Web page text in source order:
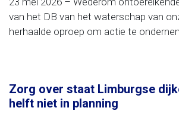
van het DB van het waterschap van
herhaalde oproep om actie te
Zorg over staat Limburgse
helft niet in planning